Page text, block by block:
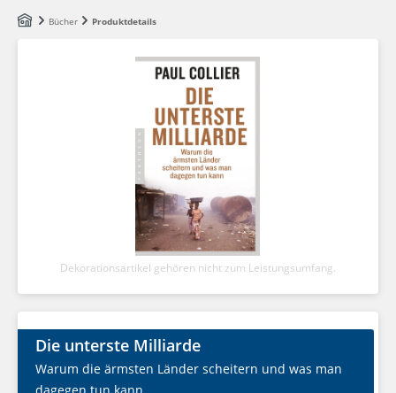
Zum Hauptinhalt springen
Bücher Produktdetails
Dekorationsartikel gehören nicht zum Leistungsumfang.
Die unterste Milliarde
Warum die ärmsten Länder scheitern und was man